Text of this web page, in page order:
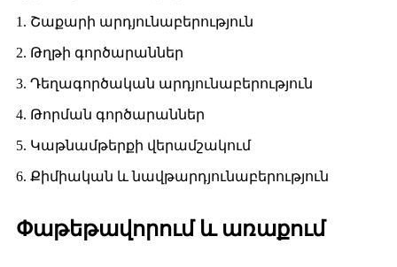
1. Շաքարի արդյունաբերություն
2. Թղթի գործարաններ
3. Դեղագործական արդյունաբերություն
4. Թորման գործարաններ
5. Կաթնամթերքի վերամշակում
6. Քիմիական և նավթարդյունաբերություն
Փաթեթավորում և առաքում